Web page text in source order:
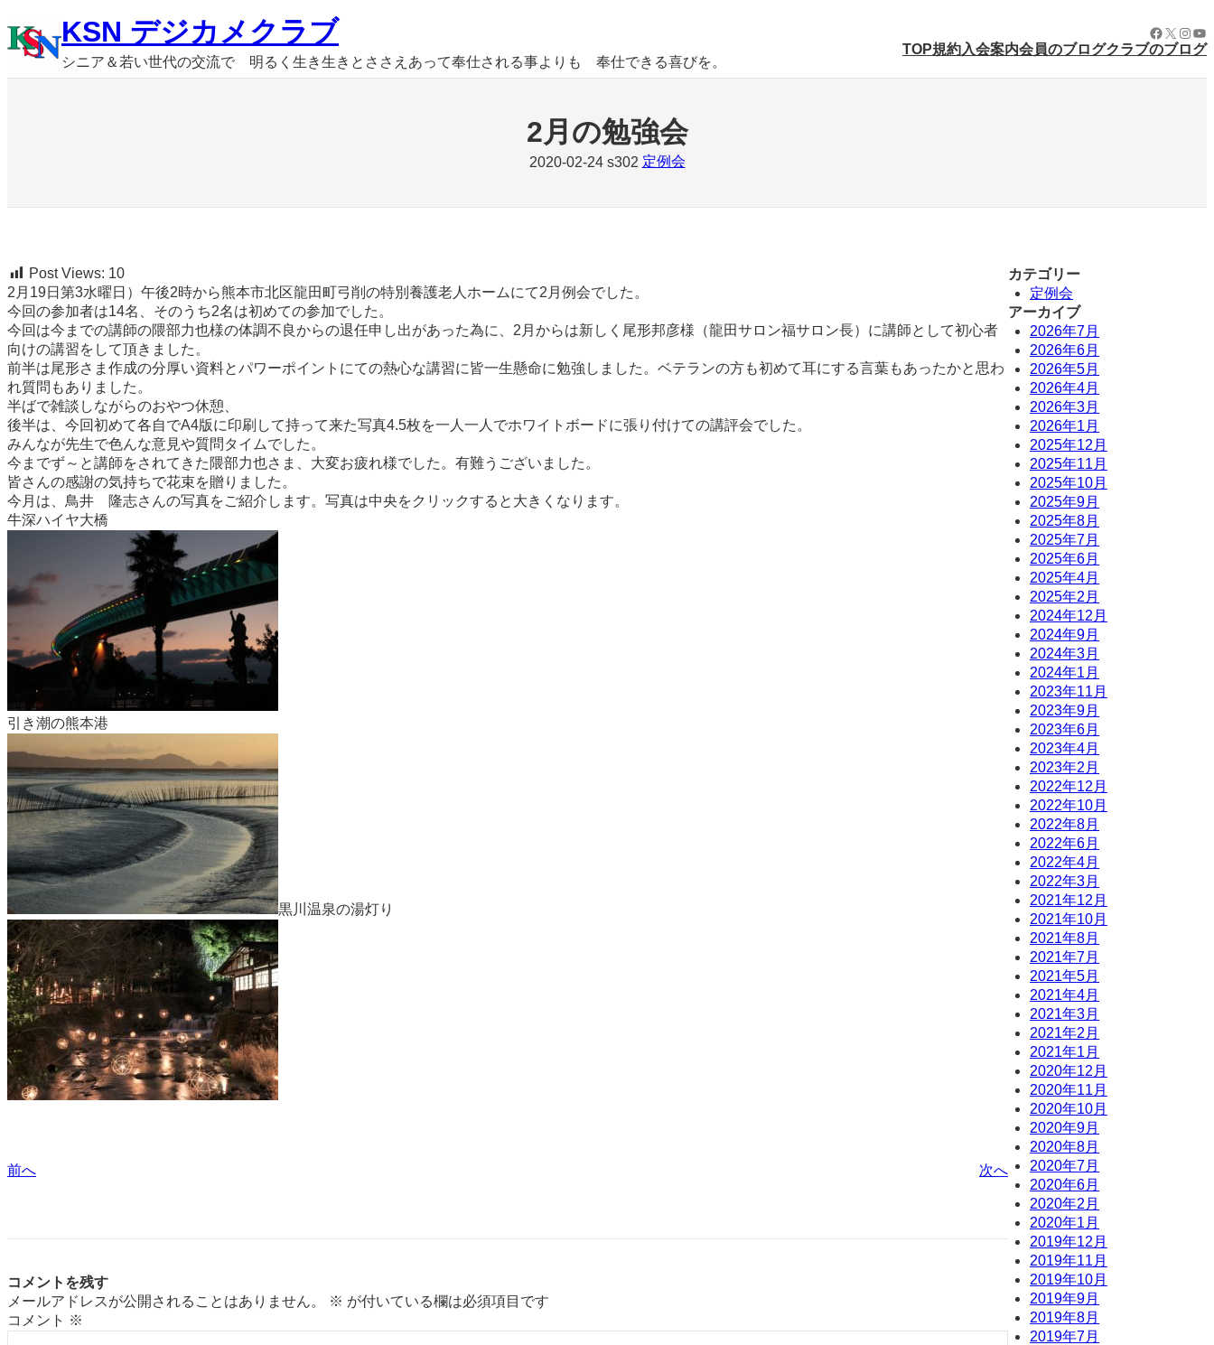
容
を
KSN デジカメクラブ
シニア＆若い世代の交流で 明るく生き生きとささえあって奉仕される事よりも 奉仕できる喜びを。
Facebook
X
TOP規約入会案内会員のブログクラブのブログ
2月の勉強会
2020-02-24 s302 定例会
Post Views: 10
2月19日第3水曜日）午後2時から熊本市北区龍田町弓削の特別養護老人ホームにて2月例会でした。
今回の参加者は14名、そのうち2名は初めての参加でした。
今回は今までの講師の隈部力也様の体調不良からの退任申し出があった為に、2月からは新しく尾形邦彦様（龍田サロン福サロン長）に講師として初心者
向けの講習をして頂きました。
前半は尾形さま作成の分厚い資料とパワーポイントにての熱心な講習に皆一生懸命に勉強しました。ベテランの方も初めて耳にする言葉もあったかと思わ
れ質問もありました。
半ばで雑談しながらのおやつ休憩、
後半は、今回初めて各自でA4版に印刷して持って来た写真4.5枚を一人一人でホワイトボードに張り付けての講評会でした。
みんなが先生で色んな意見や質問タイムでした。
今までず～と講師をされてきた隈部力也さま、大変お疲れ様でした。有難うございました。
皆さんの感謝の気持ちで花束を贈りました。
今月は、鳥井 隆志さんの写真をご紹介します。写真は中央をクリックすると大きくなります。
牛深ハイヤ大橋
引き潮の熊本港
黒川温泉の湯灯り
前へ 次へ
コメントを残す
メールアドレスが公開されることはありません。
※ が付いている欄は必須項目です
コメント ※
カテゴリー
定例会
アーカイブ
2026年7月
2026年6月
2026年5月
2026年4月
2026年3月
2026年1月
2025年12月
2025年11月
2025年10月
2025年9月
2025年8月
2025年7月
2025年6月
2025年4月
2025年2月
2024年12月
2024年9月
2024年3月
2024年1月
2023年11月
2023年9月
2023年6月
2023年4月
2023年2月
2022年12月
2022年10月
2022年8月
2022年6月
2022年4月
2022年3月
2021年12月
2021年10月
2021年8月
2021年7月
2021年5月
2021年4月
2021年3月
2021年2月
2021年1月
2020年12月
2020年11月
2020年10月
2020年9月
2020年8月
2020年7月
2020年6月
2020年2月
2020年1月
2019年12月
2019年11月
2019年10月
2019年9月
2019年8月
2019年7月